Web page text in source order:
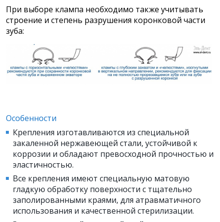
При выборе клампа необходимо также учитывать
строение и степень разрушения коронковой части
зуба:
Особенности
Крепления изготавливаются из специальной
закаленной нержавеющей стали, устойчивой к
коррозии и обладают превосходной прочностью и
эластичностью.
Все крепления имеют специальную матовую
гладкую обработку поверхности с тщательно
заполированными краями, для атравматичного
использования и качественной стерилизации.